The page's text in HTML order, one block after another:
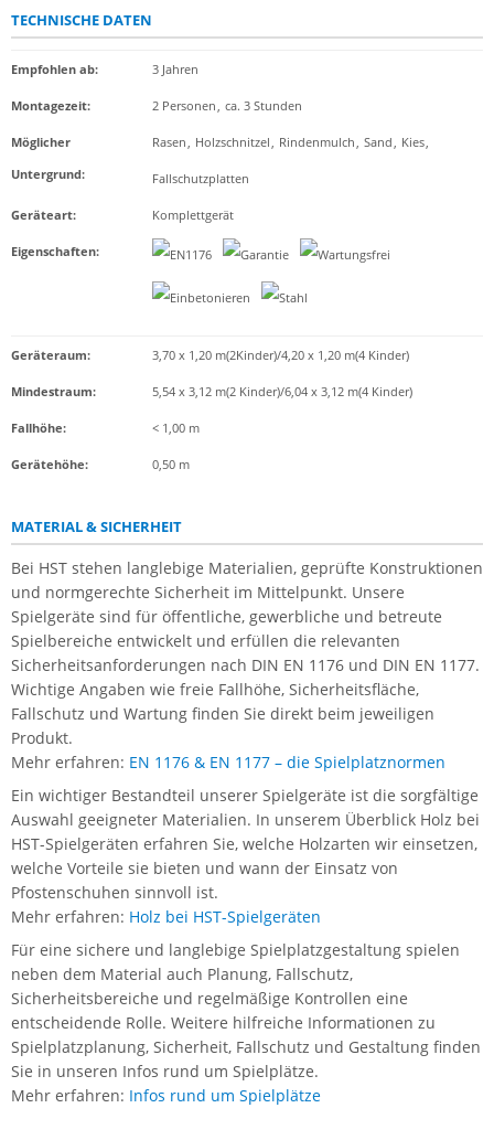
TECHNISCHE DATEN
Empfohlen ab: 3 Jahren
Montagezeit: 2 Personen ca. 3 Stunden
Möglicher
Untergrund:
Rasen Holzschnitzel Rindenmulch Sand Kies
Fallschutzplatten
Geräteart: Komplettgerät
Eigenschaften:
Geräteraum: 3,70 x 1,20 m(2Kinder)/4,20 x 1,20 m(4 Kinder)
Mindestraum: 5,54 x 3,12 m(2 Kinder)/6,04 x 3,12 m(4 Kinder)
Fallhöhe: < 1,00 m
Gerätehöhe: 0,50 m
MATERIAL & SICHERHEIT
Bei HST stehen langlebige Materialien, geprüfte Konstruktionen
und normgerechte Sicherheit im Mittelpunkt. Unsere
Spielgeräte sind für öffentliche, gewerbliche und betreute
Spielbereiche entwickelt und erfüllen die relevanten
Sicherheitsanforderungen nach DIN EN 1176 und DIN EN 1177.
Wichtige Angaben wie freie Fallhöhe, Sicherheitsfläche,
Fallschutz und Wartung finden Sie direkt beim jeweiligen
Produkt.
Mehr erfahren: EN 1176 & EN 1177 – die Spielplatznormen
Ein wichtiger Bestandteil unserer Spielgeräte ist die sorgfältige
Auswahl geeigneter Materialien. In unserem Überblick Holz bei
HST-Spielgeräten erfahren Sie, welche Holzarten wir einsetzen,
welche Vorteile sie bieten und wann der Einsatz von
Pfostenschuhen sinnvoll ist.
Mehr erfahren: Holz bei HST-Spielgeräten
Für eine sichere und langlebige Spielplatzgestaltung spielen
neben dem Material auch Planung, Fallschutz,
Sicherheitsbereiche und regelmäßige Kontrollen eine
entscheidende Rolle. Weitere hilfreiche Informationen zu
Spielplatzplanung, Sicherheit, Fallschutz und Gestaltung finden
Sie in unseren Infos rund um Spielplätze.
Mehr erfahren: Infos rund um Spielplätze